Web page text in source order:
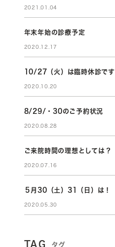
2021.01.04
年末年始の診療予定
2020.12.17
10/27（火）は臨時休診です
2020.10.20
8/29/・30のご予約状況
2020.08.28
ご来院時間の理想としては？
2020.07.16
５月30（土）31（日）は！
2020.05.30
TAG タグ